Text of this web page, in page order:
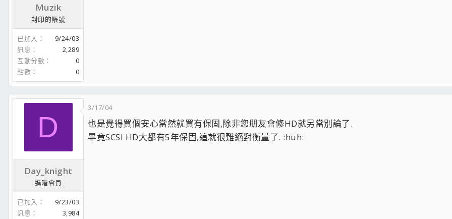
Muzik
封印的帳號
已加入
9/24/03
訊息
2,289
互動分數
0
點數
0
D
Day_knight
進階會員
已加入
9/23/03
訊息
3,984
3/17/04
也是覺得買個安心當然就買有保固,除非您朋友會修HD就另當別論了.
畢竟SCSI HD大都有5年保固,這就很難絕對衡量了. :huh: